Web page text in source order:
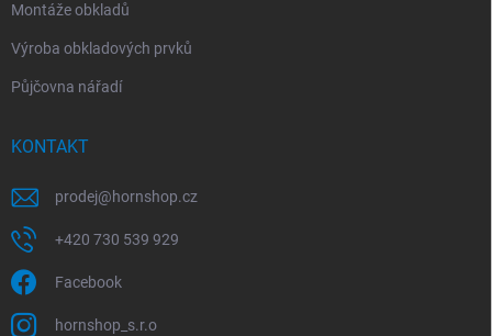
Montáže obkladů
Výroba obkladových prvků
Půjčovna nářadí
KONTAKT
prodej@hornshop.cz
+420 730 539 929
Facebook
hornshop_s.r.o